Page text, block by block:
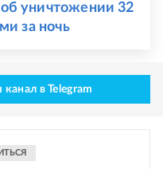
уничтожении 32
за ночь
в Telegram